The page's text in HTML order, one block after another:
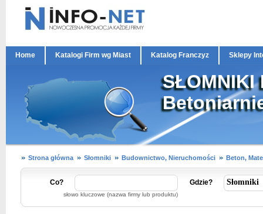
Home Katalogi Firm wg Miast Katalog Franczyz Sklepy
SŁOMNIKI
Strona główna Słomniki Budownictwo, Nieruchomości Beton,
Co?
słowo kluczowe (nazwa firmy lub produktu)
Gdzie?